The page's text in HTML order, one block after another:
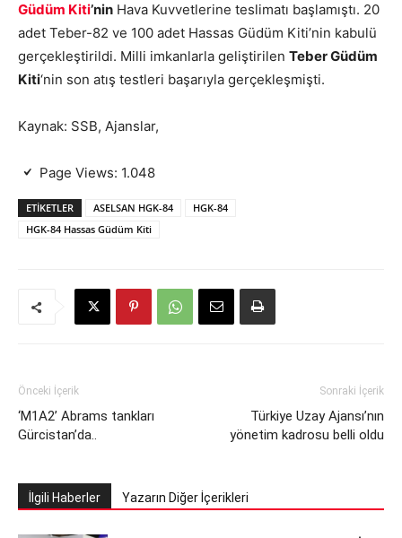
Güdüm Kiti’nin Hava Kuvvetlerine teslimatı başlamıştı. 20
adet Teber-82 ve 100 adet Hassas Güdüm Kiti’nin kabulü
gerçekleştirildi. Milli imkanlarla geliştirilen Teber Güdüm
Kiti‘nin son atış testleri başarıyla gerçekleşmişti.
Kaynak: SSB, Ajanslar,
Page Views: 1.048
ETIKETLER ASELSAN HGK-84
HGK-84
HGK-84 Hassas Güdüm Kiti
Önceki İçerik
‘M1A2’ Abrams tankları
Gürcistan’da..
Sonraki İçerik
Türkiye Uzay Ajansı’nın
yönetim kadrosu belli oldu
İlgili Haberler Yazarın Diğer İçerikleri